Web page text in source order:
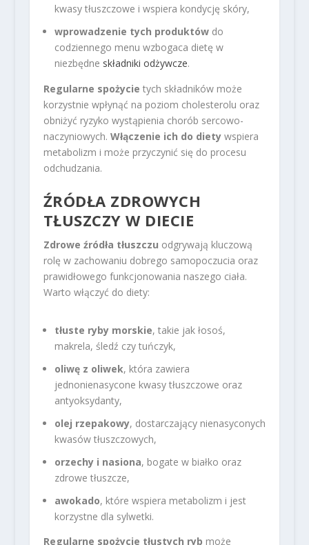
kwasy tłuszczowe i wspiera kondycję skóry,
wprowadzenie tych produktówdo
codziennego menu wzbogaca dietę w
niezbędne składniki odżywcze.
Regularne spożycie tych składników może
korzystnie wpłynąć na poziom cholesterolu oraz
obniżyć ryzyko wystąpienia chorób sercowo-
naczyniowych. Włączenie ich do dietywspiera
metabolizm i może przyczynić się do procesu
odchudzania.
ŹRÓDŁA ZDROWYCH
TŁUSZCZY W DIECIE
Zdrowe źródła tłuszczu odgrywają kluczową
rolę w zachowaniu dobrego samopoczucia oraz
prawidłowego funkcjonowania naszego ciała.
Warto włączyć do diety:
tłuste ryby morskie, takie jak łosoś,
makrela, śledź czy tuńczyk,
oliwę z oliwek, która zawiera
jednonienasycone kwasy tłuszczowe oraz
antyoksydanty,
olej rzepakowy, dostarczający nienasyconych
kwasów tłuszczowych,
orzechy i nasiona, bogate w białko oraz
zdrowe tłuszcze,
awokado, które wspiera metabolizm i jest
korzystne dla sylwetki.
Regularne spożycie tłustych ryb może